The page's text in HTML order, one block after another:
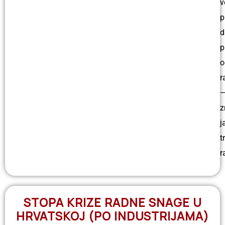
STOPA KRIZE RADNE SNAGE U
HRVATSKOJ (PO INDUSTRIJAMA)